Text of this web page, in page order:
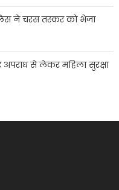
ने चरस तस्कर को भेजा
अपराध से लेकर महिला सुरक्षा